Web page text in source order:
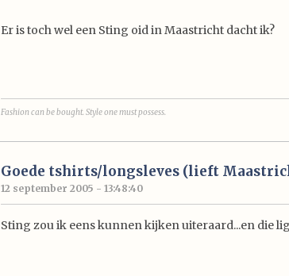
Er is toch wel een Sting oid in Maastricht dacht ik?
Fashion can be bought. Style one must possess.
Goede tshirts/longsleves (lieft
12 september 2005 - 13:48:40
Sting zou ik eens kunnen kijken uiteraard...en die